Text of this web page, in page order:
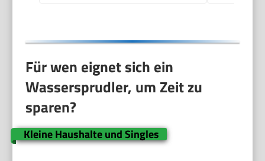
Für wen eignet sich ein
Wassersprudler, um Zeit zu
sparen?
Kleine Haushalte und Singles